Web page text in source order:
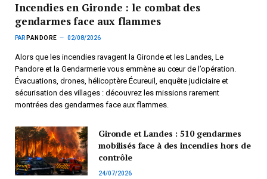
Incendies en Gironde : le combat des
gendarmes face aux flammes
PAR PANDORE 02/08/2026
Alors que les incendies ravagent la Gironde et les Landes, Le
Pandore et la Gendarmerie vous emmène au cœur de l’opération.
Évacuations, drones, hélicoptère Écureuil, enquête judiciaire et
sécurisation des villages : découvrez les missions rarement
montrées des gendarmes face aux flammes.
Gironde et Landes : 510 gendarmes
mobilisés face à des incendies hors de
contrôle
24/07/2026